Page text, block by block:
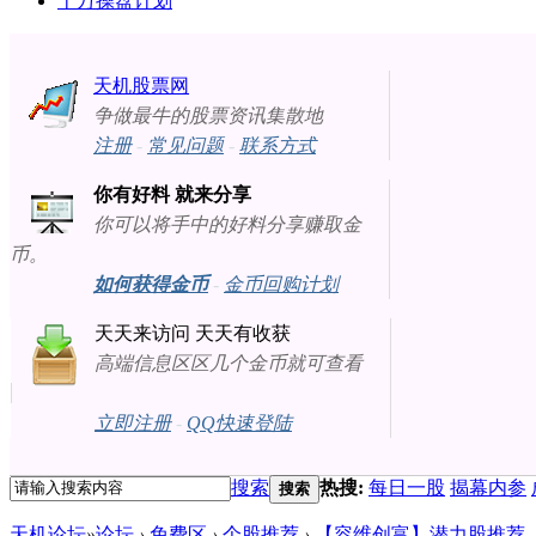
天机股票网
争做最牛的股票资讯集散地
注册- 常见问题- 联系方式
你有好料 就来分享
你可以将手中的好料分享赚取金
币。
如何获得金币- 金币回购计划
天天来访问 天天有收获
高端信息区区几个金币就可查看
立即注册- QQ快速登陆
搜索 搜索 热搜: 每日一股 揭幕内参